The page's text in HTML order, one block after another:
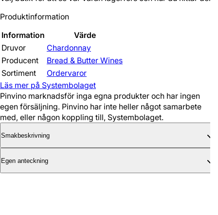
Produktinformation
Information
Värde
Druvor
Chardonnay
Producent
Bread & Butter Wines
Sortiment
Ordervaror
Läs mer på Systembolaget
Pinvino marknadsför inga egna produkter och har ingen
egen försäljning. Pinvino har inte heller något samarbete
med, eller någon koppling till, Systembolaget.
Smakbeskrivning
Egen anteckning